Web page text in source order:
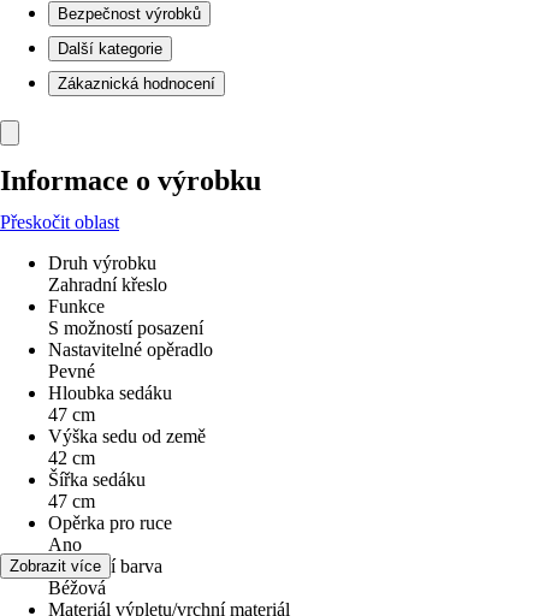
Bezpečnost výrobků
Další kategorie
Zákaznická hodnocení
Informace o výrobku
Přeskočit oblast
Druh výrobku
Zahradní křeslo
Funkce
S možností posazení
Nastavitelné opěradlo
Pevné
Hloubka sedáku
47 cm
Výška sedu od země
42 cm
Šířka sedáku
47 cm
Opěrka pro ruce
Ano
Základní barva
Béžová
Materiál výpletu/vrchní materiál
Zobrazit více